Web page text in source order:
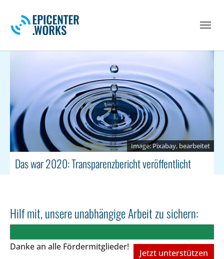
Pixabay, bearbeitet
Das war 2020: Transparenzbericht veröffentlicht
Hilf mit, unsere unabhängige Arbeit zu sichern:
Danke an alle Fördermitglieder!
Jetzt unterstützen